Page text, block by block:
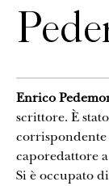
Enrico
scrittore. È
corrispondente
caporedattore
Si è occupato